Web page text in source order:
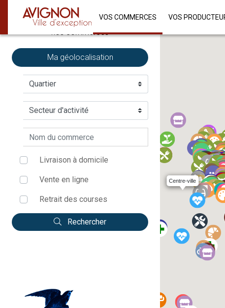
VOS COMMERCES VOS
Soutenons
nos commerces
Ma géolocalisation
Livraison à domicile
Vente en ligne
Retrait des courses
Rechercher
Centre-ville